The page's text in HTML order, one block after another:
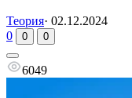
Теория· 02.12.2024
0
0 0
6049